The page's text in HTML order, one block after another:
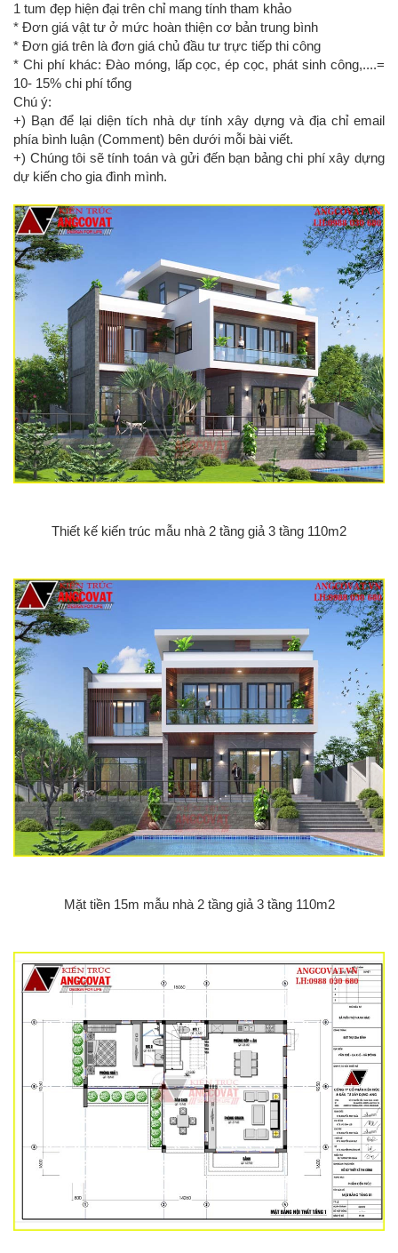
1 tum đẹp hiện đại trên chỉ mang tính tham khảo
* Đơn giá vật tư ở mức hoàn thiện cơ bản trung bình
* Đơn giá trên là đơn giá chủ đầu tư trực tiếp thi công
* Chi phí khác: Đào móng, lấp cọc, ép cọc, phát sinh công,....=
10- 15% chi phí tổng
Chú ý:
+) Bạn để lại diện tích nhà dự tính xây dựng và địa chỉ email
phía bình luận (Comment) bên dưới mỗi bài viết.
+) Chúng tôi sẽ tính toán và gửi đến bạn bảng chi phí xây dựng
dự kiến cho gia đình mình.
Thiết kế kiến trúc mẫu nhà 2 tầng giả 3 tầng 110m2
Mặt tiền 15m mẫu nhà 2 tầng giả 3 tầng 110m2